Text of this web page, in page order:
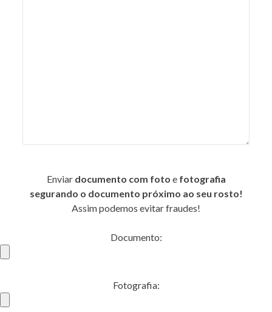
Enviar documento com foto e fotografia
segurando o documento próximo ao seu rosto!
Assim podemos evitar fraudes!
Documento:
Fotografia: